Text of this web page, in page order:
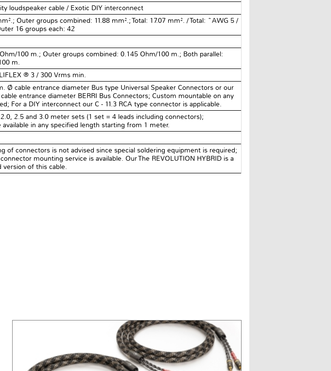
loudspeaker cable / Exotic DIY interconnect
Outer groups combined: 11.88 mm².; Total: 17.07 mm². / Total: ~AWG 5 /
16 groups each: 42
100 m.; Outer groups combined: 0.145 Ohm/100 m.; Both parallel:
m.
® 3 / 300 Vrms min.
Ø cable entrance diameter Bus type Universal Speaker Connectors or our
entrance diameter BERRI Bus Connectors; Custom mountable on any
For a DIY interconnect our C - 11.3 RCA type connector is applicable.
2.5 and 3.0 meter sets (1 set = 4 leads including connectors);
available in any specified length starting from 1 meter.
of connectors is not advised since special soldering equipment is required;
mounting service is available. Our The REVOLUTION HYBRID is a
version of this cable.